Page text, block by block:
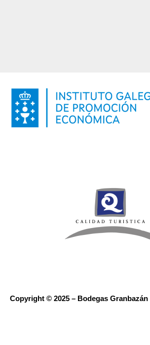
Copyright © 2025 – Bodegas Granbazán